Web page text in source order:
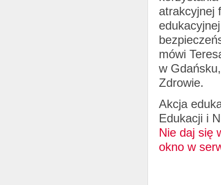
atrakcyjnej
mówi
w
Zdrowie.
Akcja
Edukacji i
Nie daj się
okno w